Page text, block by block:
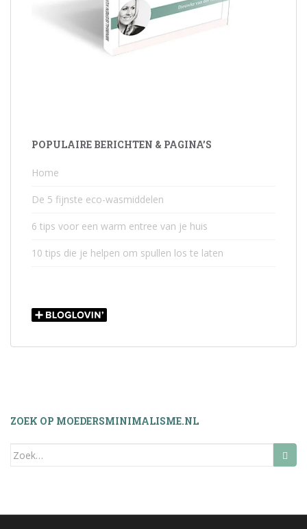
POPULAIRE BERICHTEN & PAGINA’S
Home
De 5 fijnste eco-wasmiddelen
6 tips voor een warm entree van je huis
10 tips die je helpen om spullen los te laten
ZOEK OP MOEDERSMINIMALISME.NL
Zoek